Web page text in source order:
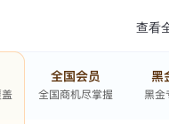
查看